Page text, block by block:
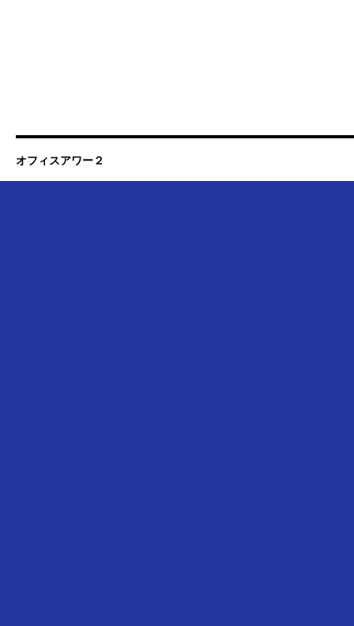
オフィスアワー２